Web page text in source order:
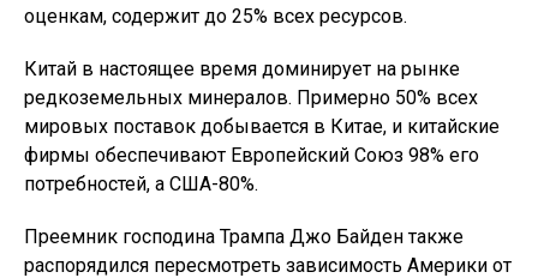
оценкам, содержит до 25% всех ресурсов.
Китай в настоящее время доминирует на рынке
редкоземельных минералов. Примерно 50% всех
мировых поставок добывается в Китае, и китайские
фирмы обеспечивают Европейский Союз 98% его
потребностей, а США-80%.
Преемник господина Трампа Джо Байден также
распорядился пересмотреть зависимость Америки от